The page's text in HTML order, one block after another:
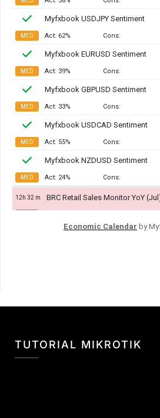
Economic Calendar by
TUTORIAL MIKROTIK